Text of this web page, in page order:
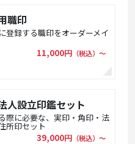
職印
登録する職印をオーダーメイ
11,000円 （税込）〜
人設立印鑑セット
際に必要な、実印・角印・法
所印セット
39,000円 （税込）〜